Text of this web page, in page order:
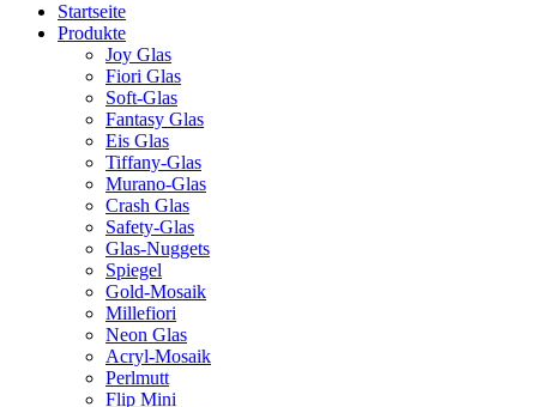
Startseite
Produkte
Joy Glas
Fiori Glas
Soft-Glas
Fantasy Glas
Eis Glas
Tiffany-Glas
Murano-Glas
Crash Glas
Safety-Glas
Glas-Nuggets
Spiegel
Gold-Mosaik
Millefiori
Neon Glas
Acryl-Mosaik
Perlmutt
Flip Mini